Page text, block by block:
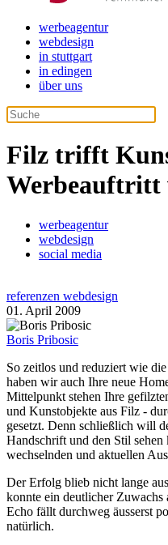
werbeagentur
webdesign
in stuttgart
in edingen
über uns
Filz trifft
Werbeauftritt
werbeagentur
webdesign
social media
referenzen webdesign
01. April 2009
Boris Pribosic
So zeitlos und reduziert wie
haben wir auch Ihre neue
Mittelpunkt stehen Ihre
und Kunstobjekte aus Filz -
gesetzt. Denn schließlich will
Handschrift und den Stil
wechselnden und aktuellen
Der Erfolg blieb nicht lange
konnte ein deutlicher
Echo fällt durchweg äusserst
natürlich.